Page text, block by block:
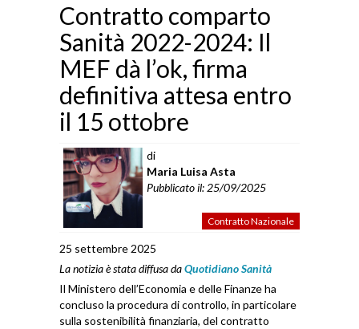
Contratto comparto
Sanità 2022-2024: Il
MEF dà l’ok, firma
definitiva attesa entro
il 15 ottobre
di
Maria Luisa Asta
Pubblicato il: 25/09/2025
Contratto Nazionale
25 settembre 2025
La notizia è stata diffusa daQuotidiano Sanità
Il Ministero dell’Economia e delle Finanze ha
concluso la procedura di controllo, in particolare
sulla sostenibilità finanziaria, del contratto